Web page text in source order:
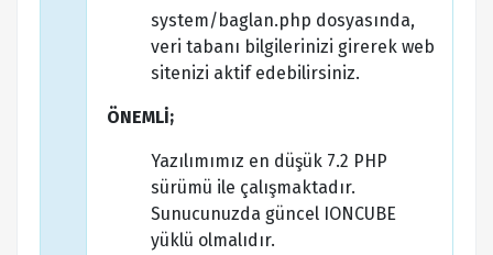
system/baglan.php dosyasında,
veri tabanı bilgilerinizi girerek web
sitenizi aktif edebilirsiniz.
ÖNEMLİ;
Yazılımımız en düşük 7.2 PHP
sürümü ile çalışmaktadır.
Sunucunuzda güncel IONCUBE
yüklü olmalıdır.